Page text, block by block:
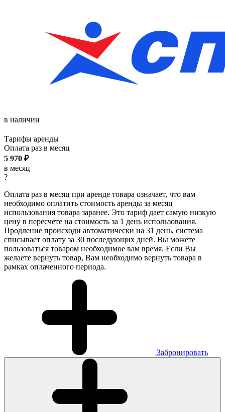
в наличии
Тарифы аренды
Оплата раз в месяц
5 970 ₽
в месяц
?
Оплата раз в месяц при аренде товара означает, что вам
необходимо оплатить стоимость аренды за месяц
использования товара заранее. Это тариф дает самую низкую
цену в пересчете на стоимость за 1 день использования.
Продление происходи автоматически на 31 день, система
списывает оплату за 30 последующих дней. Вы можете
пользоваться товаром необходимое вам время. Если Вы
желаете вернуть товар, Вам необходимо вернуть товара в
рамках оплаченного периода.
Забронировать